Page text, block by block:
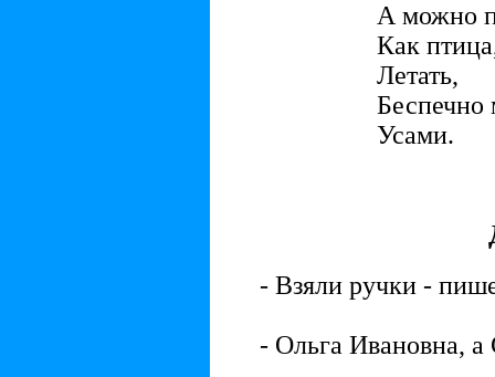
А можно
Как
Летать,
Беспечно
Усами.
- Взяли ручки -
- Ольга Ивановна, а